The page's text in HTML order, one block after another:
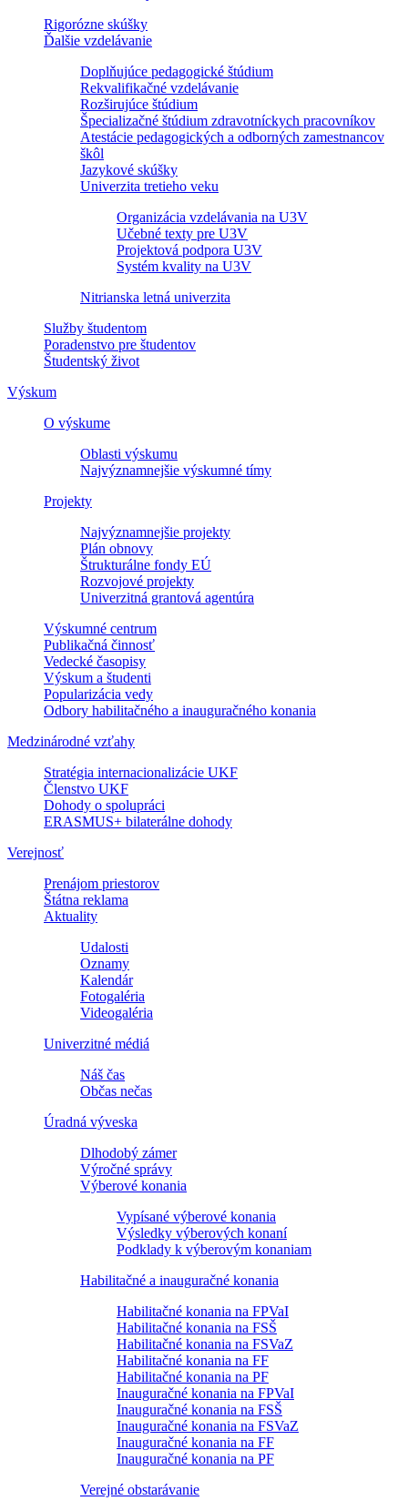
Rigorózne skúšky
Ďalšie vzdelávanie
Doplňujúce pedagogické štúdium
Rekvalifikačné vzdelávanie
Rozširujúce štúdium
Špecializačné štúdium zdravotníckych pracovníkov
Atestácie pedagogických a odborných zamestnancov
škôl
Jazykové skúšky
Univerzita tretieho veku
Organizácia vzdelávania na U3V
Učebné texty pre U3V
Projektová podpora U3V
Systém kvality na U3V
Nitrianska letná univerzita
Služby študentom
Poradenstvo pre študentov
Študentský život
Výskum
O výskume
Oblasti výskumu
Najvýznamnejšie výskumné tímy
Projekty
Najvýznamnejšie projekty
Plán obnovy
Štrukturálne fondy EÚ
Rozvojové projekty
Univerzitná grantová agentúra
Výskumné centrum
Publikačná činnosť
Vedecké časopisy
Výskum a študenti
Popularizácia vedy
Odbory habilitačného a inauguračného konania
Medzinárodné vzťahy
Stratégia internacionalizácie UKF
Členstvo UKF
Dohody o spolupráci
ERASMUS+ bilaterálne dohody
Verejnosť
Prenájom priestorov
Štátna reklama
Aktuality
Udalosti
Oznamy
Kalendár
Fotogaléria
Videogaléria
Univerzitné médiá
Náš čas
Občas nečas
Úradná výveska
Dlhodobý zámer
Výročné správy
Výberové konania
Vypísané výberové konania
Výsledky výberových konaní
Podklady k výberovým konaniam
Habilitačné a inauguračné konania
Habilitačné konania na FPVaI
Habilitačné konania na FSŠ
Habilitačné konania na FSVaZ
Habilitačné konania na FF
Habilitačné konania na PF
Inauguračné konania na FPVaI
Inauguračné konania na FSŠ
Inauguračné konania na FSVaZ
Inauguračné konania na FF
Inauguračné konania na PF
Verejné obstarávanie